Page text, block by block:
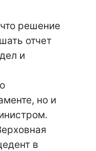
решение
отчет
и
но и
в